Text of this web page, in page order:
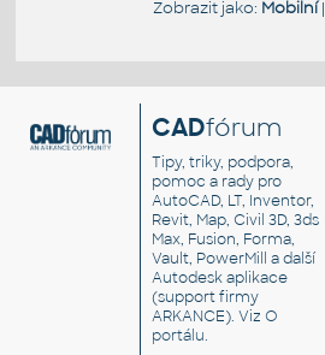
Zobrazit jako: Mobilní|
CADfórum
Tipy, triky, podpora,
pomoc a rady pro
AutoCAD, LT, Inventor,
Revit, Map, Civil 3D, 3ds
Max, Fusion, Forma,
Vault, PowerMill a další
Autodesk aplikace
(support firmy
ARKANCE). VizO
portálu.